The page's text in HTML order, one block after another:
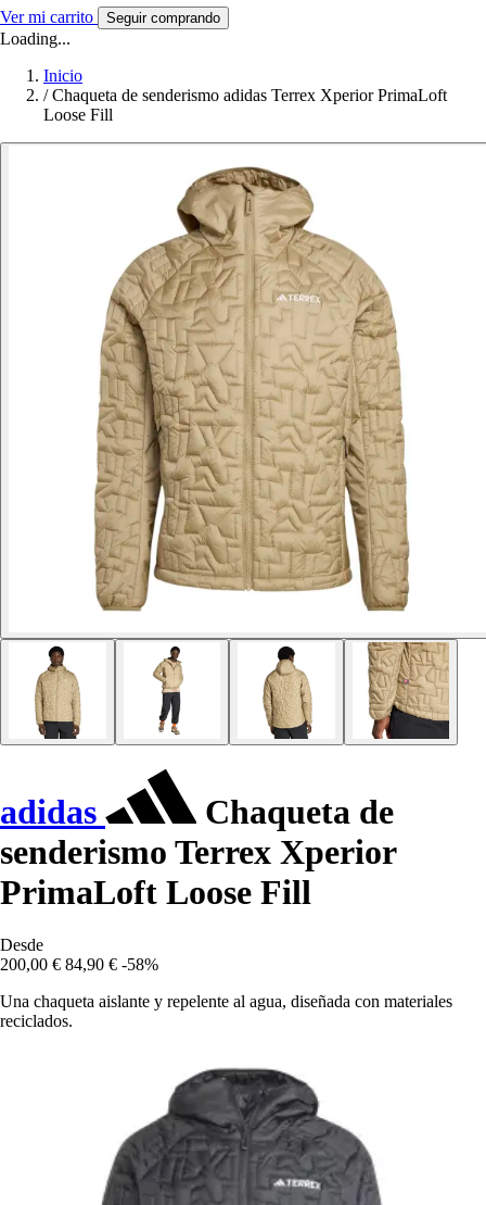
Ver mi carrito Seguir comprando
Loading...
Inicio
/ Chaqueta de senderismo adidas Terrex Xperior PrimaLoft
Loose Fill
adidas
Chaqueta de
senderismo Terrex Xperior
PrimaLoft Loose Fill
Desde
200,00 € 84,90 € -58%
Una chaqueta aislante y repelente al agua, diseñada con materiales
reciclados.